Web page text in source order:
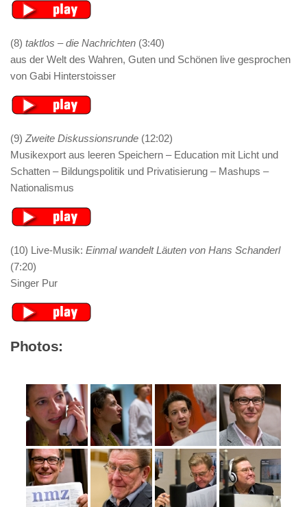
(8) taktlos – die Nachrichten (3:40)
aus der Welt des Wahren, Guten und Schönen live gesprochen
von Gabi Hinterstoisser
(9) Zweite Diskussionsrunde (12:02)
Musikexport aus leeren Speichern – Education mit Licht und
Schatten – Bildungspolitik und Privatisierung – Mashups –
Nationalismus
(10) Live-Musik: Einmal wandelt Läuten von Hans Schanderl
(7:20)
Singer Pur
Photos: